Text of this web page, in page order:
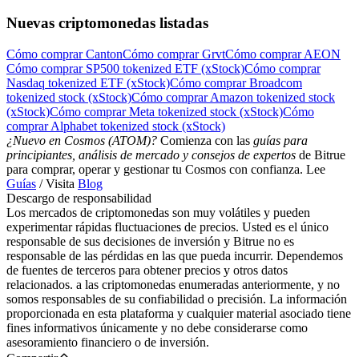
Nuevas criptomonedas listadas
Cómo comprar CantonCómo comprar GrvtCómo comprar AEON
Cómo comprar SP500 tokenized ETF (xStock)Cómo comprar
Nasdaq tokenized ETF (xStock)Cómo comprar Broadcom
tokenized stock (xStock)Cómo comprar Amazon tokenized stock
(xStock)Cómo comprar Meta tokenized stock (xStock)Cómo
comprar Alphabet tokenized stock (xStock)
¿Nuevo en Cosmos (ATOM)? Comienza con las guías para
principiantes, análisis de mercado y consejos de expertos de Bitrue
para comprar, operar y gestionar tu Cosmos con confianza. Lee
Guías / Visita Blog
Descargo de responsabilidad
Los mercados de criptomonedas son muy volátiles y pueden
experimentar rápidas fluctuaciones de precios. Usted es el único
responsable de sus decisiones de inversión y Bitrue no es
responsable de las pérdidas en las que pueda incurrir. Dependemos
de fuentes de terceros para obtener precios y otros datos
relacionados. a las criptomonedas enumeradas anteriormente, y no
somos responsables de su confiabilidad o precisión. La información
proporcionada en esta plataforma y cualquier material asociado tiene
fines informativos únicamente y no debe considerarse como
asesoramiento financiero o de inversión.